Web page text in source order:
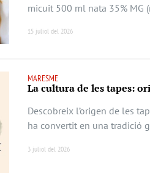
micuit 500 ml nata 35% MG
15 juliol del 2026
MARESME
La cultura de les tapes:
Descobreix l’origen de les
ha convertit en una tradició
3 juliol del 2026